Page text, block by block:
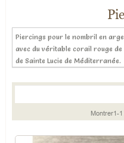
Piercings pour le nombril en
avec du véritable corail rouge
de Sainte Lucie de Méditerranée.
Montrer1-